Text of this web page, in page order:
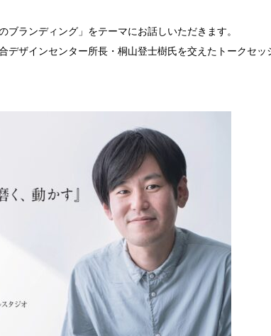
ェクト
ブランディング」をテーマにお話しいただきます。
デザインセンター所長・桐山登士樹氏を交えたトークセッ